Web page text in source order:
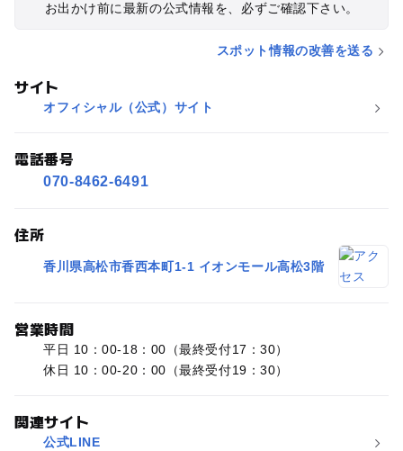
お出かけ前に最新の公式情報を、必ずご確認下さい。
スポット情報の改善を送る
サイト
オフィシャル（公式）サイト
電話番号
070-8462-6491
住所
香川県高松市香西本町1-1 イオンモール高松3階
営業時間
平日 10：00-18：00（最終受付17：30）
休日 10：00-20：00（最終受付19：30）
関連サイト
公式LINE